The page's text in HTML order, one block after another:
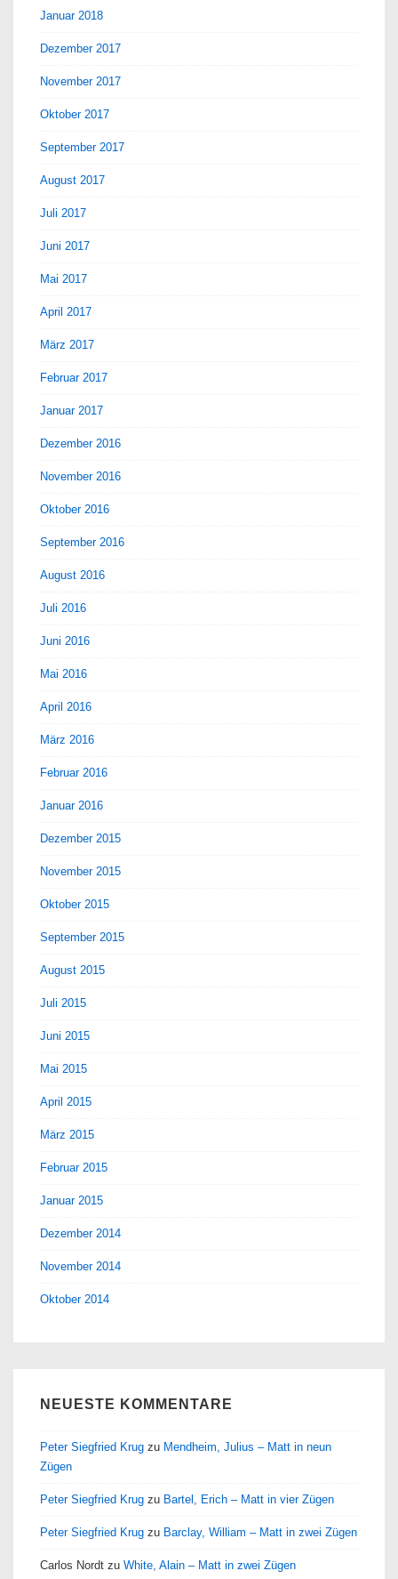
Januar 2018
Dezember 2017
November 2017
Oktober 2017
September 2017
August 2017
Juli 2017
Juni 2017
Mai 2017
April 2017
März 2017
Februar 2017
Januar 2017
Dezember 2016
November 2016
Oktober 2016
September 2016
August 2016
Juli 2016
Juni 2016
Mai 2016
April 2016
März 2016
Februar 2016
Januar 2016
Dezember 2015
November 2015
Oktober 2015
September 2015
August 2015
Juli 2015
Juni 2015
Mai 2015
April 2015
März 2015
Februar 2015
Januar 2015
Dezember 2014
November 2014
Oktober 2014
NEUESTE KOMMENTARE
Peter Siegfried Krug zu Mendheim, Julius – Matt in neun
Zügen
Peter Siegfried Krug zu Bartel, Erich – Matt in vier Zügen
Peter Siegfried Krug zu Barclay, William – Matt in zwei Zügen
Carlos Nordt zu White, Alain – Matt in zwei Zügen